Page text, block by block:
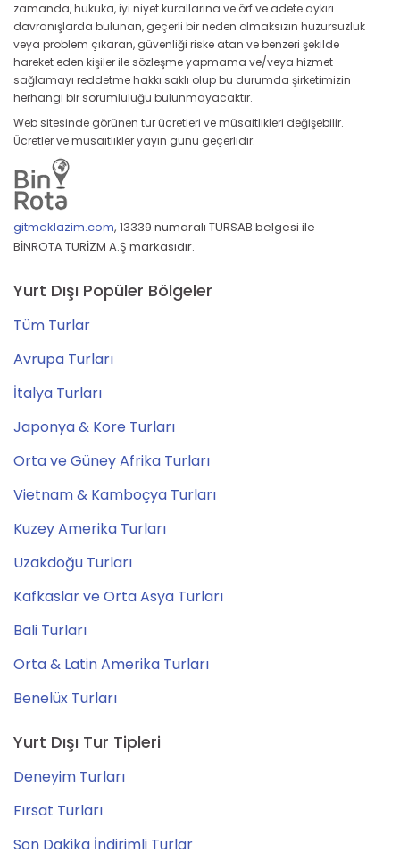
zamanda, hukuka, iyi niyet kurallarına ve örf ve adete aykırı
davranışlarda bulunan, geçerli bir neden olmaksızın huzursuzluk
veya problem çıkaran, güvenliği riske atan ve benzeri şekilde
hareket eden kişiler ile sözleşme yapmama ve/veya hizmet
sağlamayı reddetme hakkı saklı olup bu durumda şirketimizin
herhangi bir sorumluluğu bulunmayacaktır.
Web sitesinde görünen tur ücretleri ve müsaitlikleri değişebilir.
Ücretler ve müsaitlikler yayın günü geçerlidir.
gitmeklazim.com, 13339 numaralı TURSAB belgesi ile
BİNROTA TURİZM A.Ş markasıdır.
Yurt Dışı Popüler Bölgeler
Tüm Turlar
Avrupa Turları
İtalya Turları
Japonya & Kore Turları
Orta ve Güney Afrika Turları
Vietnam & Kamboçya Turları
Kuzey Amerika Turları
Uzakdoğu Turları
Kafkaslar ve Orta Asya Turları
Bali Turları
Orta & Latin Amerika Turları
Benelüx Turları
Yurt Dışı Tur Tipleri
Deneyim Turları
Fırsat Turları
Son Dakika İndirimli Turlar